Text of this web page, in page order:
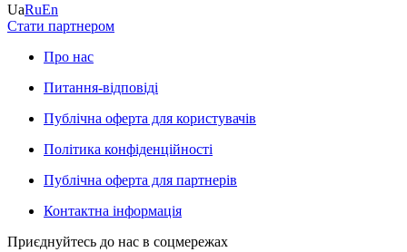
UaRuEn
Стати партнером
Про нас
Питання-відповіді
Публічна оферта для користувачів
Політика конфіденційності
Публічна оферта для партнерів
Контактна інформація
Приєднуйтесь до нас в соцмережах